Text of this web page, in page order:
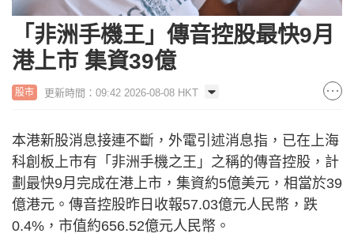
「非洲手機王」傳音控股最快9月
港上市 集資39億
股市 更新時間：09:42 2026-08-08 HKT
本港新股消息接連不斷，外電引述消息指，已在上海
科創板上市有「非洲手機之王」之稱的傳音控股，計
劃最快9月完成在港上市，集資約5億美元，相當於39
億港元。傳音控股昨日收報57.03億元人民幣，跌
0.4%，市值約656.52億元人民幣。